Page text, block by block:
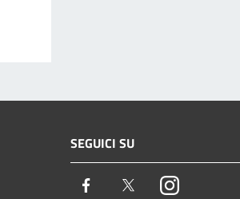
SEGUICI SU
Facebook TwitterInstagram